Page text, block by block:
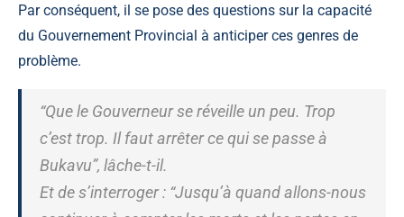
Par conséquent, il se pose des questions sur la capacité
du Gouvernement Provincial à anticiper ces genres de
problème.
“Que le Gouverneur se réveille un peu. Trop
c’est trop. Il faut arrêter ce qui se passe à
Bukavu”, lâche-t-il.
Et de s’interroger : “Jusqu’à quand allons-nous